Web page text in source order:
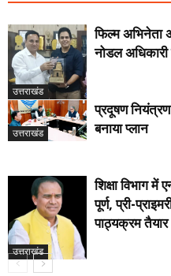
उत्तराखंड
फिल्म अभिनेता
नोडल
उत्तराखंड
प्रदूषण
बनाया प्लान
उत्तराखंड
शिक्षा विभाग
पूर्ण, प्री-
पाठ्यक्रम तैयार